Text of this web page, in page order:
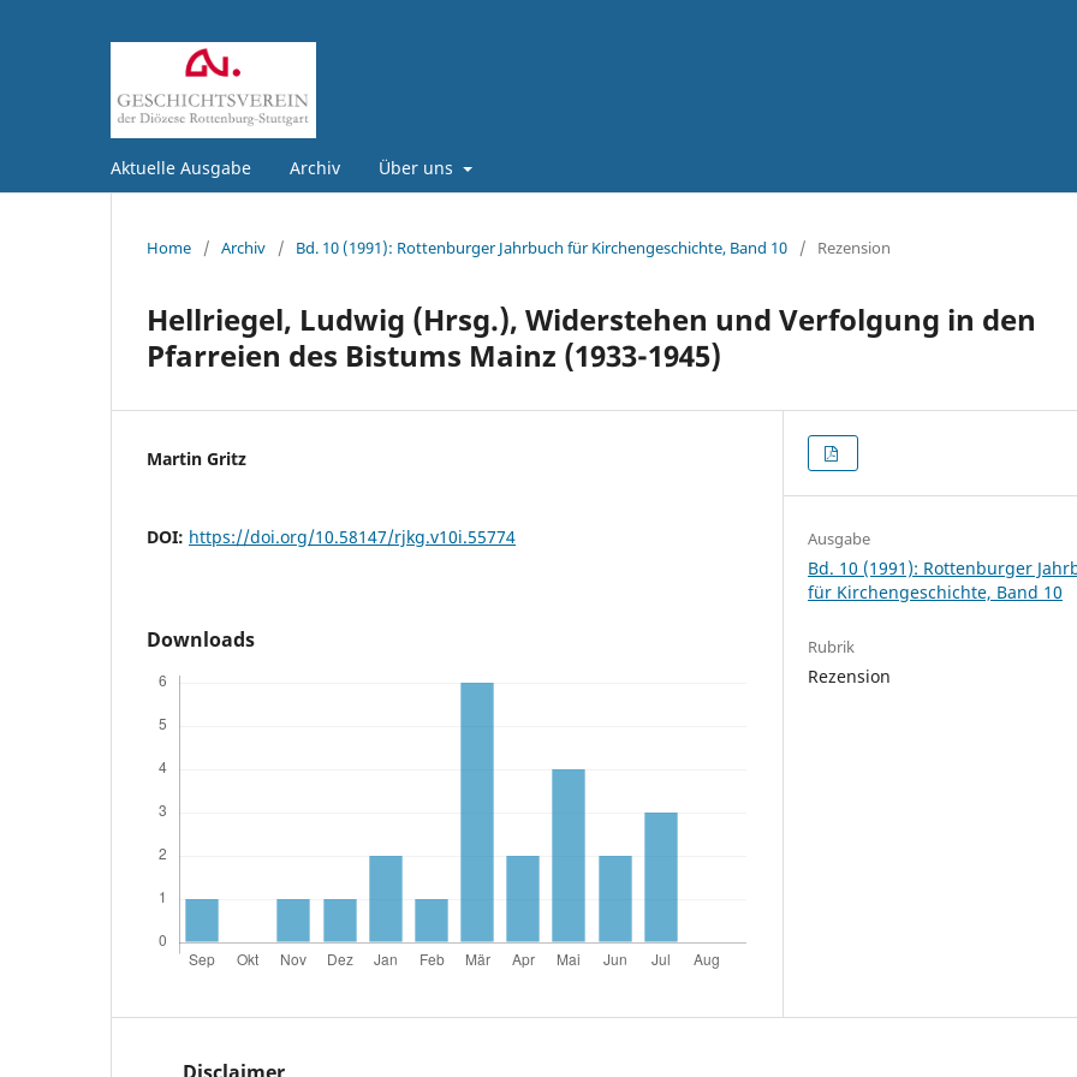
Aktuelle Ausgabe Archiv Über uns
Home / Archiv / Bd. 10 (1991): Rottenburger Jahrbuch für Kirchengeschichte, Band 10 / Rezension
Hellriegel, Ludwig (Hrsg.), Widerstehen und Verfolgung in den
Pfarreien des Bistums Mainz (1933-1945)
Martin Gritz
DOI: https://doi.org/10.58147/rjkg.v10i.55774
Downloads
Ausgabe
Bd. 10 (1991): Rottenburger
für Kirchengeschichte, Band 10
Rubrik
Rezension